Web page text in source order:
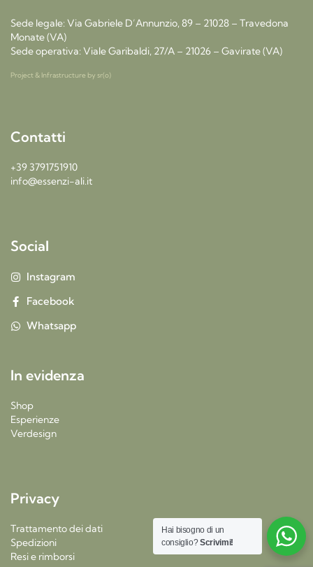
Sede legale: Via Gabriele D’Annunzio, 89 – 21028 – Travedona
Monate (VA)
Sede operativa: Viale Garibaldi, 27/A – 21026 – Gavirate (VA)
Project & Infrastructure by sr(o)
Contatti
+39 3791751910
info@essenzi-ali.it
Social
Instagram
Facebook
Whatsapp
In evidenza
Shop
Esperienze
Verdesign
Privacy
Trattamento dei dati
Spedizioni
Resi e rimborsi
Hai bisogno di un
consiglio?Scrivimi!